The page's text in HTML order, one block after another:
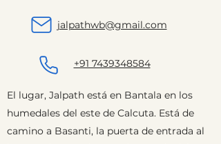
jalpathwb@gmail.com
+91 7439348584
El lugar, Jalpath está en Bantala en los
humedales del este de Calcuta. Está de
camino a Basanti, la puerta de entrada al